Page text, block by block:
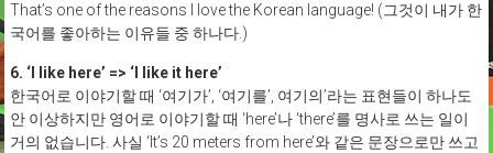
That’s one of the reasons I love the Korean language! (그것이 내가 한
국어를 좋아하는 이유들 중 하나다.)
6. ‘I like here’ => ‘I like it here’
한국어로 이야기할 때 ‘여기가’, ‘여기를’, 여기의’라는 표현들이 하나도
안 이상하지만 영어로 이야기할 때 ‘here’나 ‘there’를 명사로 쓰는 일이
거의 없습니다. 사실 ‘It’s 20 meters from here’와 같은 문장으로만 쓰고